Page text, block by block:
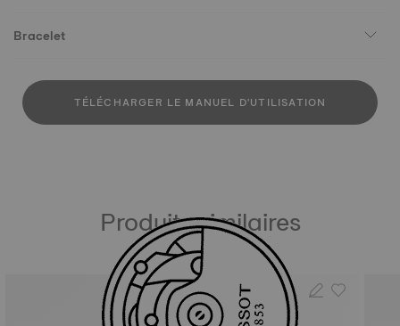
Bracelet
TÉLÉCHARGER LE MANUEL D'UTILISATION
Produits similaires